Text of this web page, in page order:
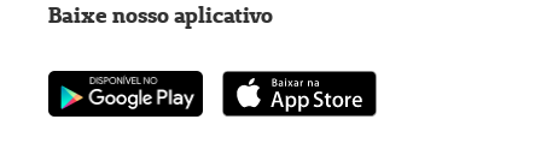
Baixe nosso aplicativo